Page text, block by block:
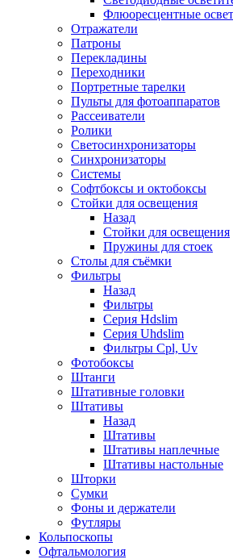
Флюоресцентные
Отражатели
Патроны
Перекладины
Переходники
Портретные тарелки
Пульты для фотоаппаратов
Рассеиватели
Ролики
Светосинхронизаторы
Синхронизаторы
Системы
Софтбоксы и октобоксы
Стойки для освещения
Назад
Стойки для освещения
Пружины для стоек
Столы для съёмки
Фильтры
Назад
Фильтры
Серия Hdslim
Серия Uhdslim
Фильтры Cpl, Uv
Фотобоксы
Штанги
Штативные головки
Штативы
Назад
Штативы
Штативы наплечные
Штативы настольные
Шторки
Сумки
Фоны и держатели
Футляры
Кольпоскопы
Офтальмология